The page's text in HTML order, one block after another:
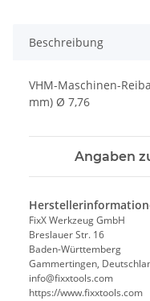
Beschreibung
VHM-Maschinen-
mm) Ø 7,76
Angaben
FixX Werkzeug GmbH
Breslauer Str. 16
Baden-Württemberg
Gammertingen,
info@fixxtools.com
https://www.fixxtools.com